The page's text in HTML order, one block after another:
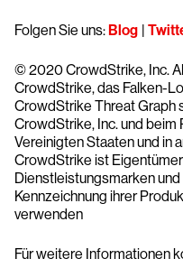
Folgen Sie uns:Blog |
© 2020 CrowdStrike, Inc.
CrowdStrike, das Falken-
CrowdStrike Threat Graph
CrowdStrike, Inc. und
Vereinigten Staaten und in
CrowdStrike ist
Dienstleistungsmarken
Kennzeichnung ihrer
verwenden
Für weitere Informationen